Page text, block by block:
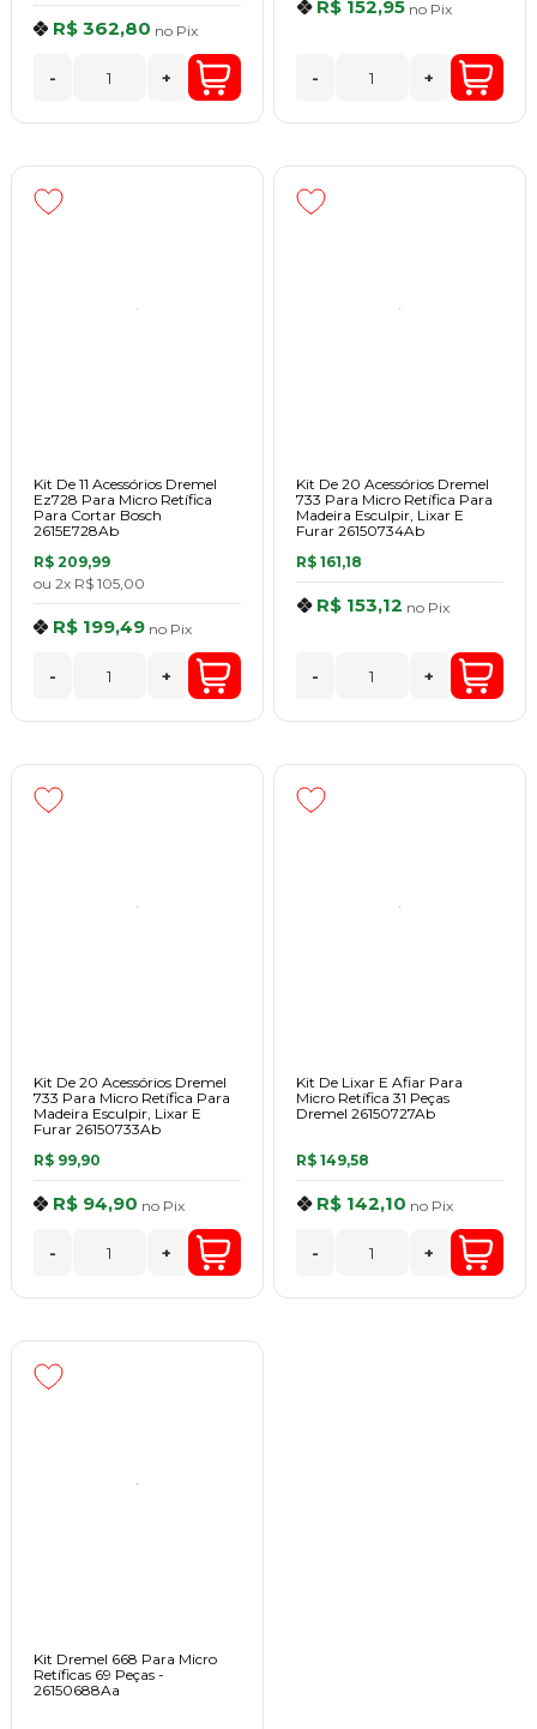
R$ 362,80 no Pix
- +
R$ 152,95 no Pix
- +
Kit De 11 Acessórios Dremel
Ez728 Para Micro Retífica
Para Cortar Bosch
2615E728Ab
R$ 209,99
ou 2x R$ 105,00
R$ 199,49 no Pix
- +
Kit De 20 Acessórios Dremel
733 Para Micro Retífica Para
Madeira Esculpir, Lixar E
Furar 26150734Ab
R$ 161,18
R$ 153,12 no Pix
- +
Kit De 20 Acessórios Dremel
733 Para Micro Retífica Para
Madeira Esculpir, Lixar E
Furar 26150733Ab
R$ 99,90
R$ 94,90 no Pix
- +
Kit De Lixar E Afiar Para
Micro Retífica 31 Peças
Dremel 26150727Ab
R$ 149,58
R$ 142,10 no Pix
- +
Kit Dremel 668 Para Micro
Retíficas 69 Peças -
26150688Aa